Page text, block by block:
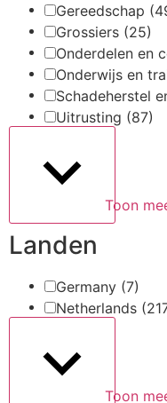
Gereedschap
Grossiers (25)
Onderdelen en
Onderwijs en
Schadeherstel
Uitrusting (87)
Toon
Landen
Germany (7)
Netherlands
Toon